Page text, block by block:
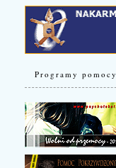
Programy pomocy